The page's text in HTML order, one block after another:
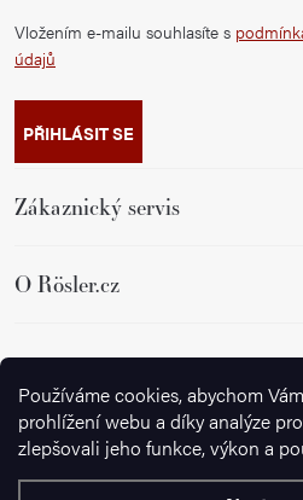
Používáme cookies, abychom
prohlížení webu a díky analýze
zlepšovali jeho funkce, výkon a
Vložením e-mailu souhlasíte s
údajů
PŘIHLÁSIT SE
Zákaznický servis
O Rösler.cz
Sledujte